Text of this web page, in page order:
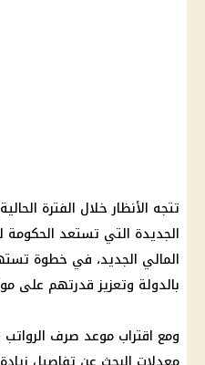
تتجه الأنظار خلال الفترة
الجديدة التي تستعد الحكومة
المالي الجديد، في خطوة
بالدولة وتعزيز قدرتهم على
ومع اقتراب موعد صرف